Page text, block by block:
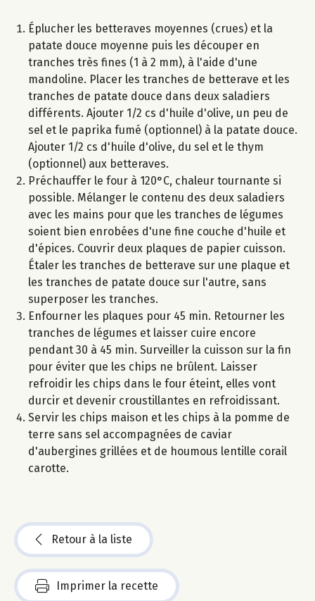
Éplucher les betteraves moyennes (crues) et la
patate douce moyenne puis les découper en
tranches très fines (1 à 2 mm), à l'aide d'une
mandoline. Placer les tranches de betterave et les
tranches de patate douce dans deux saladiers
différents. Ajouter 1/2 cs d'huile d'olive, un peu de
sel et le paprika fumé (optionnel) à la patate douce.
Ajouter 1/2 cs d'huile d'olive, du sel et le thym
(optionnel) aux betteraves.
Préchauffer le four à 120°C, chaleur tournante si
possible. Mélanger le contenu des deux saladiers
avec les mains pour que les tranches de légumes
soient bien enrobées d'une fine couche d'huile et
d'épices. Couvrir deux plaques de papier cuisson.
Étaler les tranches de betterave sur une plaque et
les tranches de patate douce sur l'autre, sans
superposer les tranches.
Enfourner les plaques pour 45 min. Retourner les
tranches de légumes et laisser cuire encore
pendant 30 à 45 min. Surveiller la cuisson sur la fin
pour éviter que les chips ne brûlent. Laisser
refroidir les chips dans le four éteint, elles vont
durcir et devenir croustillantes en refroidissant.
Servir les chips maison et les chips à la pomme de
terre sans sel accompagnées de caviar
d'aubergines grillées et de houmous lentille corail
carotte.
Retour à la liste
Imprimer la recette